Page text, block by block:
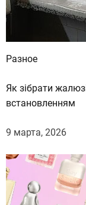
Разное
Як зібрати
встановленням
9 марта, 2026